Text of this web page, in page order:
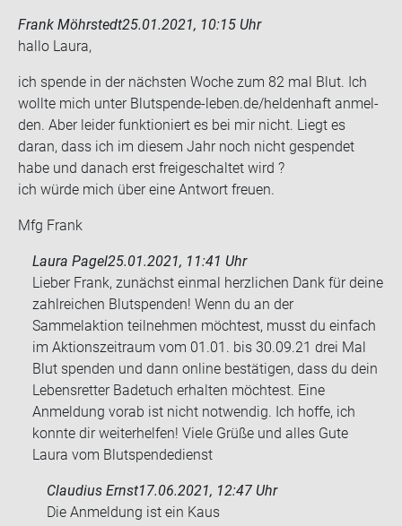
Frank Möhrstedt25.01.2021, 10:15 Uhr
hallo Laura,
ich spen­de in der nächs­ten Woche zum 82 mal Blut. Ich
woll­te mich unter Blutspende-​leben.de/hel­den­haft an­mel­
den. Aber lei­der funk­tio­niert es bei mir nicht. Liegt es
daran, dass ich im die­sem Jahr noch nicht ge­spen­det
habe und da­nach erst frei­ge­schal­tet wird ?
ich würde mich über eine Ant­wort freu­en.
Mfg Frank
Laura Pagel25.01.2021, 11:41 Uhr
Lieber Frank, zunächst einmal herzlichen Dank für deine
zahlreichen Blutspenden! Wenn du an der
Sammelaktion teilnehmen möchtest, musst du einfach
im Aktionszeitraum vom 01.01. bis 30.09.21 drei Mal
Blut spenden und dann online bestätigen, dass du dein
Lebensretter Badetuch erhalten möchtest. Eine
Anmeldung vorab ist nicht notwendig. Ich hoffe, ich
konnte dir weiterhelfen! Viele Grüße und alles Gute
Laura vom Blutspendedienst
Claudius Ernst17.06.2021, 12:47 Uhr
Die An­mel­dung ist ein Kaus